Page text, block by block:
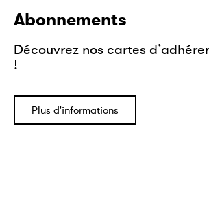
Abonnements
Découvrez nos cartes
!
Plus d'informations